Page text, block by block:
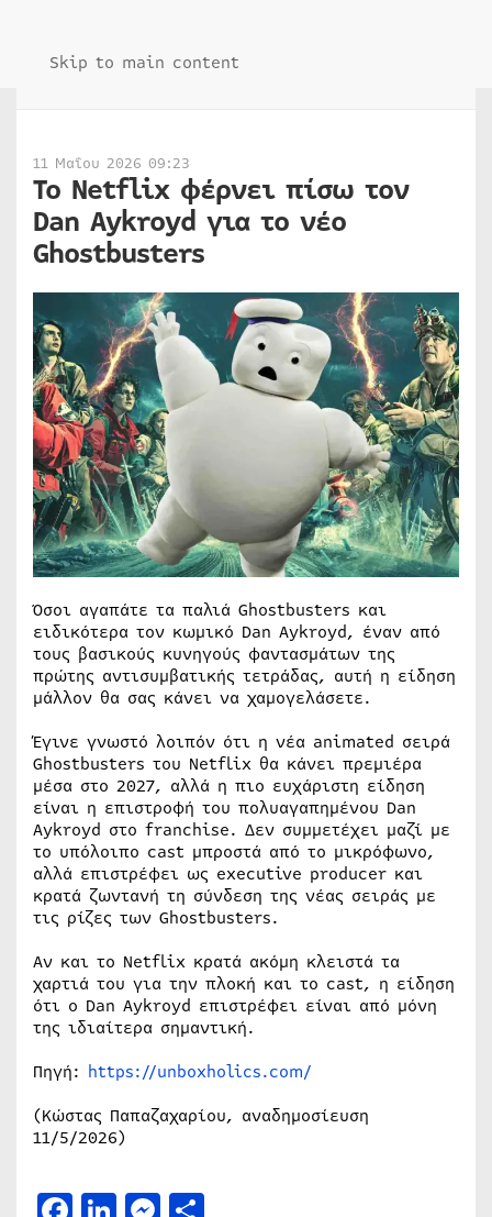
Skip to main content
11 Μαΐου 2026 09:23
Το Netflix φέρνει πίσω τον
Dan Aykroyd για το νέο
Ghostbusters
Όσοι αγαπάτε τα παλιά Ghostbusters και
ειδικότερα τον κωμικό Dan Aykroyd, έναν από
τους βασικούς κυνηγούς φαντασμάτων της
πρώτης αντισυμβατικής τετράδας, αυτή η είδηση
μάλλον θα σας κάνει να χαμογελάσετε.
Έγινε γνωστό λοιπόν ότι η νέα animated σειρά
Ghostbusters του Netflix θα κάνει πρεμιέρα
μέσα στο 2027, αλλά η πιο ευχάριστη είδηση
είναι η επιστροφή του πολυαγαπημένου Dan
Aykroyd στο franchise. Δεν συμμετέχει μαζί με
το υπόλοιπο cast μπροστά από το μικρόφωνο,
αλλά επιστρέφει ως executive producer και
κρατά ζωντανή τη σύνδεση της νέας σειράς με
τις ρίζες των Ghostbusters.
Αν και το Netflix κρατά ακόμη κλειστά τα
χαρτιά του για την πλοκή και το cast, η είδηση
ότι ο Dan Aykroyd επιστρέφει είναι από μόνη
της ιδιαίτερα σημαντική.
Πηγή: https://unboxholics.com/
(Κώστας Παπαζαχαρίου, αναδημοσίευση
11/5/2026)